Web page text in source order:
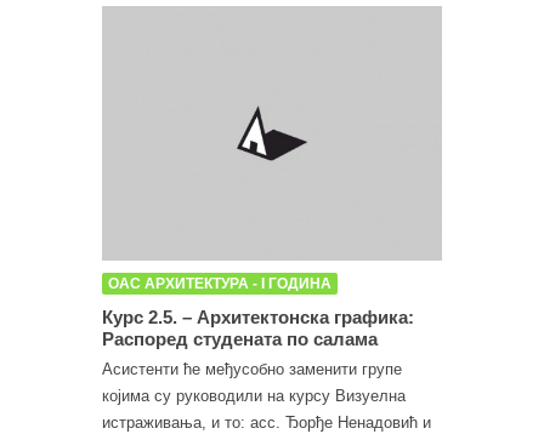
ОАС АРХИТЕКТУРА - I ГОДИНА
Курс 2.5. – Архитектонска графика:
Распоред студената по салама
Асистенти ће међусобно заменити групе
којима су руководили на курсу Визуелна
истраживања, и то: асс. Ђорђе Ненадовић и